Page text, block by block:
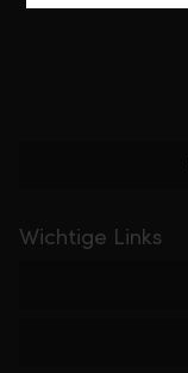
Wichtige Links